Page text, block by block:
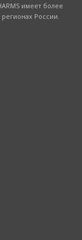
имеет более
России.